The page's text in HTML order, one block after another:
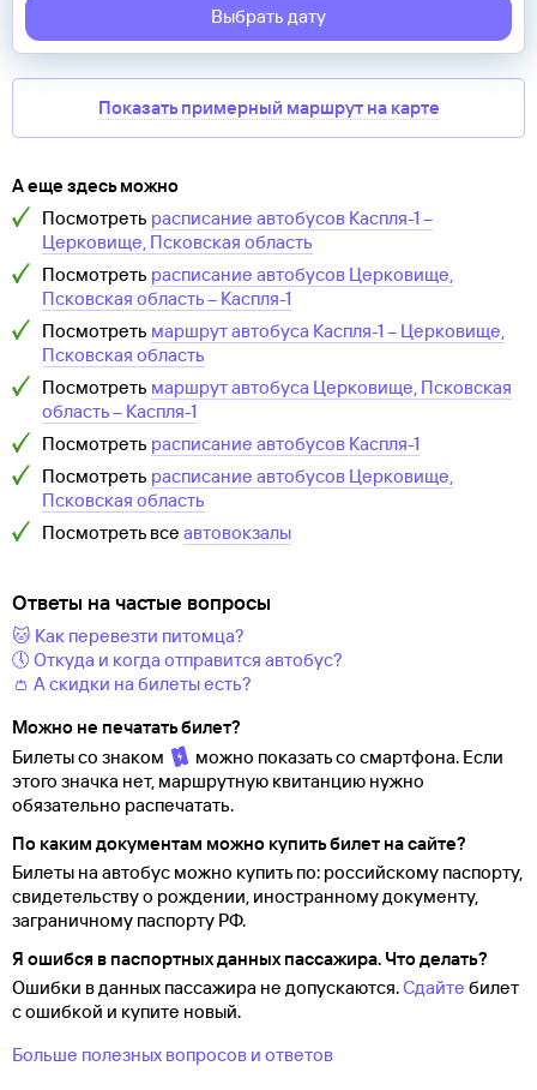
Выбрать дату
Показать примерный маршрут на карте
А еще здесь можно
Посмотреть расписание автобусов Каспля-1 –
Церковище, Псковская область
Посмотреть расписание автобусов Церковище,
Псковская область– Каспля-1
Посмотреть маршрут автобуса Каспля-1 – Церковище,
Псковская область
Посмотреть маршрут автобуса Церковище, Псковская
область– Каспля-1
Посмотреть расписание автобусов Каспля-1
Посмотреть расписание автобусов Церковище,
Псковская область
Посмотреть все автовокзалы
Ответы на частые вопросы
🐱 Как перевезти питомца?
🕔 Откуда и когда отправится автобус?
👛 А скидки на билеты есть?
Можно не печатать билет?
Билеты со знаком
можно показать со смартфона. Если
этого значка нет, маршрутную квитанцию нужно
обязательно распечатать.
По каким документам можно купить билет на сайте?
Билеты на автобус можно купить по: российскому паспорту,
свидетельству о рождении, иностранному документу,
заграничному паспорту РФ.
Я ошибся в паспортных данных пассажира. Что делать?
Ошибки в данных пассажира не допускаются.Сдайте билет
с ошибкой и купите новый.
Больше полезных вопросов и ответов